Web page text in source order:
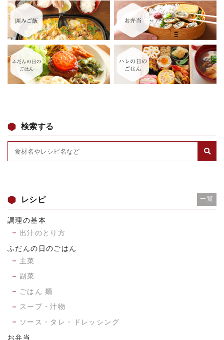
検索する
レシピ 一覧
調理の基本
出汁のとり方
ふだんの日のごはん
主菜
副菜
ごはん 麺
スープ・汁物
ソース・タレ・ドレッシング
お弁当